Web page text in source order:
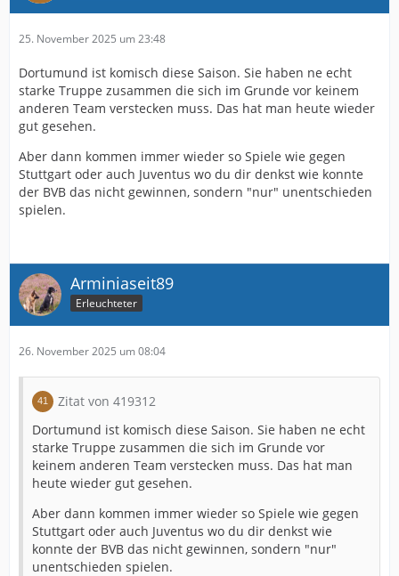
25. November 2025 um 23:48
Dortumund ist komisch diese Saison. Sie haben ne echt
starke Truppe zusammen die sich im Grunde vor keinem
anderen Team verstecken muss. Das hat man heute wieder
gut gesehen.
Aber dann kommen immer wieder so Spiele wie gegen
Stuttgart oder auch Juventus wo du dir denkst wie konnte
der BVB das nicht gewinnen, sondern "nur" unentschieden
spielen.
Arminiaseit89
Erleuchteter
26. November 2025 um 08:04
Zitat von 419312
Dortumund ist komisch diese Saison. Sie haben ne echt
starke Truppe zusammen die sich im Grunde vor
keinem anderen Team verstecken muss. Das hat man
heute wieder gut gesehen.
Aber dann kommen immer wieder so Spiele wie gegen
Stuttgart oder auch Juventus wo du dir denkst wie
konnte der BVB das nicht gewinnen, sondern "nur"
unentschieden spielen.